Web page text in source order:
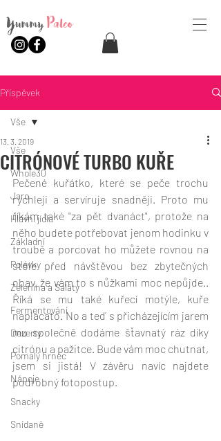
YummyPaleo
Příspěvek
Vše
Whole30
Jaro
Hlavní jídla
Základní
Polévky
Zelenina a Saláty
Fermentování
Dezerty
Pomalý hrnec
Nápoje
Snacky
Snídaně
Vše
CITRÓNOVÉ TURBO KUŘE
13. 3. 2019
Pečené kuřátko, které se peče trochu
rychleji a servíruje snadněji. Proto mu
říkám také "za pět dvanáct", protože na
něho budete potřebovat jenom hodinku v
troubě a porcovat ho můžete rovnou na
stole před návštěvou bez zbytečných
obav, že vám to s nůžkami moc nepůjde..
Říká se mu také kuřecí motýle, kuře
naplacato. No a teď s přicházejícím jarem
mu společně dodáme šťavnatý ráz díky
citrónu a pažitce. Bude vám moc chutnat,
jsem si jistá! V závěru navíc najdete
podrobný fotopostup.